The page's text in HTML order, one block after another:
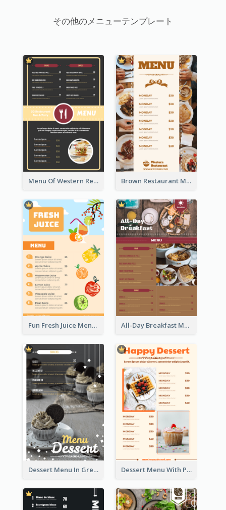
その他のメニューテンプレート
Menu Of Western Restaurant In Simple Layout Brown Restaurant Menu With Clear Information
Fun Fresh Juice Menu With Graphics Of Fruit All-Day Breakfast Menu In Brown And Red
Dessert Menu In Grey Colour Tone Dessert Menu With Photos Of Cakes